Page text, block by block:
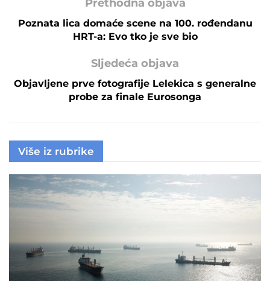
Prethodna objava
Poznata lica domaće scene na 100. rođendanu
HRT-a: Evo tko je sve bio
Sljedeća objava
Objavljene prve fotografije Lelekica s generalne
probe za finale Eurosonga
Više iz rubrike